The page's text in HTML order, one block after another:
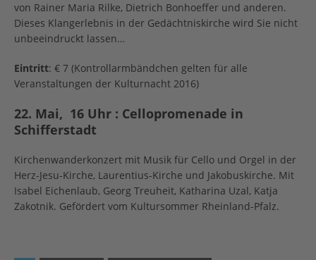
von Rainer Maria Rilke, Dietrich Bonhoeffer und anderen.
Dieses Klangerlebnis in der Gedächtniskirche wird Sie nicht
unbeeindruckt lassen…
Eintritt: € 7 (Kontrollarmbändchen gelten für alle
Veranstaltungen der Kulturnacht 2016)
22. Mai, 16 Uhr : Cellopromenade in
Schifferstadt
Kirchenwanderkonzert mit Musik für Cello und Orgel in der
Herz-Jesu-Kirche, Laurentius-Kirche und Jakobuskirche. Mit
Isabel Eichenlaub, Georg Treuheit, Katharina Uzal, Katja
Zakotnik. Gefördert vom Kultursommer Rheinland-Pfalz.